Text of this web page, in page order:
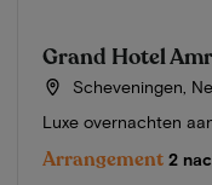
Grand Hotel
Scheveningen,
Luxe overnachten
Arrangement 2